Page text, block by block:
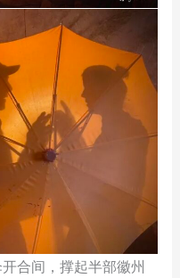
合间，撑起半部徽州